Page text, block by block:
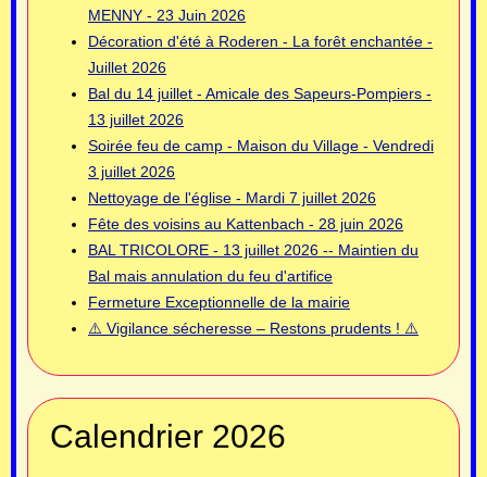
MENNY - 23 Juin 2026
Décoration d'été à Roderen - La forêt enchantée -
Juillet 2026
Bal du 14 juillet - Amicale des Sapeurs-Pompiers -
13 juillet 2026
Soirée feu de camp - Maison du Village - Vendredi
3 juillet 2026
Nettoyage de l'église - Mardi 7 juillet 2026
Fête des voisins au Kattenbach - 28 juin 2026
BAL TRICOLORE - 13 juillet 2026 -- Maintien du
Bal mais annulation du feu d'artifice
Fermeture Exceptionnelle de la mairie
⚠️ Vigilance sécheresse – Restons prudents ! ⚠️
Calendrier 2026